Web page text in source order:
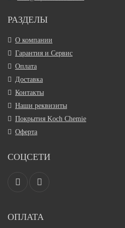
РАЗДЕЛЫ
О компании
Гарантия и Сервис
Оплата
Доставка
Контакты
Наши реквизиты
Покрытия Koch Chemie
Оферта
СОЦСЕТИ
ОПЛАТА